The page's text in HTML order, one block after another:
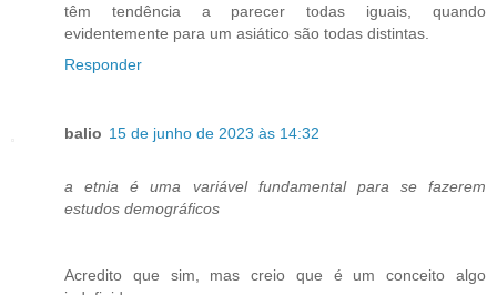
têm tendência a parecer todas iguais, quando
evidentemente para um asiático são todas distintas.
Responder
balio 15 de junho de 2023 às 14:32
a etnia é uma variável fundamental para se fazerem
estudos demográficos
Acredito que sim, mas creio que é um conceito algo